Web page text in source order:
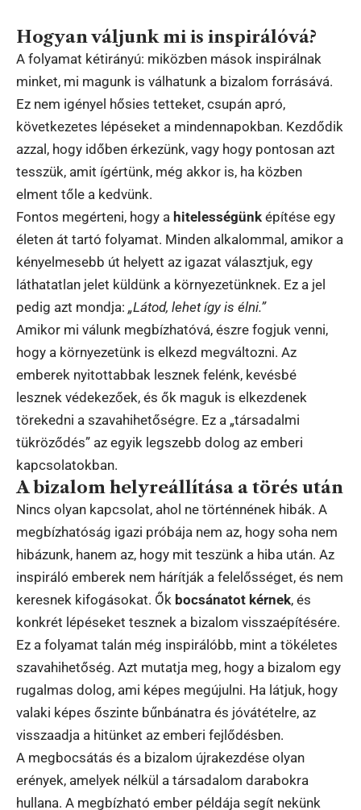
Hogyan váljunk mi is inspirálóvá?
A folyamat kétirányú: miközben mások inspirálnak
minket, mi magunk is válhatunk a bizalom forrásává.
Ez nem igényel hősies tetteket, csupán apró,
következetes lépéseket a mindennapokban. Kezdődik
azzal, hogy időben érkezünk, vagy hogy pontosan azt
tesszük, amit ígértünk, még akkor is, ha közben
elment tőle a kedvünk.
Fontos megérteni, hogy a hitelességünk építése egy
életen át tartó folyamat. Minden alkalommal, amikor a
kényelmesebb út helyett az igazat választjuk, egy
láthatatlan jelet küldünk a környezetünknek. Ez a jel
pedig azt mondja: „Látod, lehet így is élni.”
Amikor mi válunk megbízhatóvá, észre fogjuk venni,
hogy a környezetünk is elkezd megváltozni. Az
emberek nyitottabbak lesznek felénk, kevésbé
lesznek védekezőek, és ők maguk is elkezdenek
törekedni a szavahihetőségre. Ez a „társadalmi
tükröződés” az egyik legszebb dolog az emberi
kapcsolatokban.
A bizalom helyreállítása a törés után
Nincs olyan kapcsolat, ahol ne történnének hibák. A
megbízhatóság igazi próbája nem az, hogy soha nem
hibázunk, hanem az, hogy mit teszünk a hiba után. Az
inspiráló emberek nem hárítják a felelősséget, és nem
keresnek kifogásokat. Ők bocsánatot kérnek, és
konkrét lépéseket tesznek a bizalom visszaépítésére.
Ez a folyamat talán még inspirálóbb, mint a tökéletes
szavahihetőség. Azt mutatja meg, hogy a bizalom egy
rugalmas dolog, ami képes megújulni. Ha látjuk, hogy
valaki képes őszinte bűnbánatra és jóvátételre, az
visszaadja a hitünket az emberi fejlődésben.
A megbocsátás és a bizalom újrakezdése olyan
erények, amelyek nélkül a társadalom darabokra
hullana. A megbízható ember példája segít nekünk